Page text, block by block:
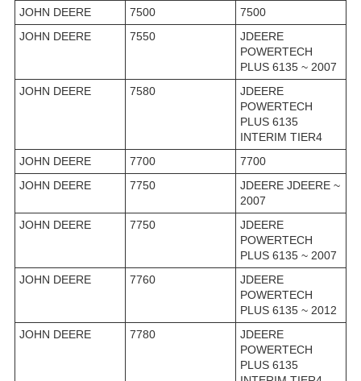
JOHN DEERE
7500
7500
JOHN DEERE
7550
JDEERE
POWERTECH
PLUS 6135 ~ 2007
JOHN DEERE
7580
JDEERE
POWERTECH
PLUS 6135
INTERIM TIER4
JOHN DEERE
7700
7700
JOHN DEERE
7750
JDEERE JDEERE ~
2007
JOHN DEERE
7750
JDEERE
POWERTECH
PLUS 6135 ~ 2007
JOHN DEERE
7760
JDEERE
POWERTECH
PLUS 6135 ~ 2012
JOHN DEERE
7780
JDEERE
POWERTECH
PLUS 6135